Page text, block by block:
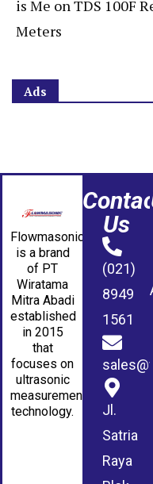
is Me on TDS 100F
Meters
Ads
Flowmasonic
is a brand
of PT
Wiratama
Mitra Abadi
established
in 2015
that
focuses on
ultrasonic
measurement
technology.
Us
(021)
8949
1561
Jl.
Satria
Raya